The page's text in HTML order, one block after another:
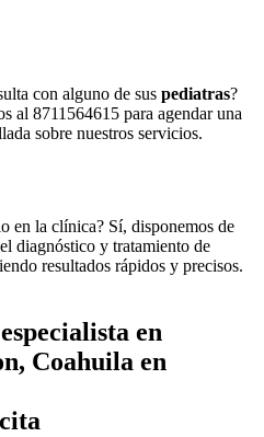
con alguno de sus pediatras?
al 8711564615 para agendar una
sobre nuestros servicios.
en la clínica? Sí, disponemos de
diagnóstico y tratamiento de
resultados rápidos y precisos.
en
Coahuila en